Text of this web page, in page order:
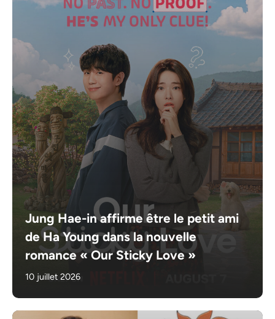
Jung Hae-in affirme être le petit ami
de Ha Young dans la nouvelle
romance « Our Sticky Love »
10 juillet 2026